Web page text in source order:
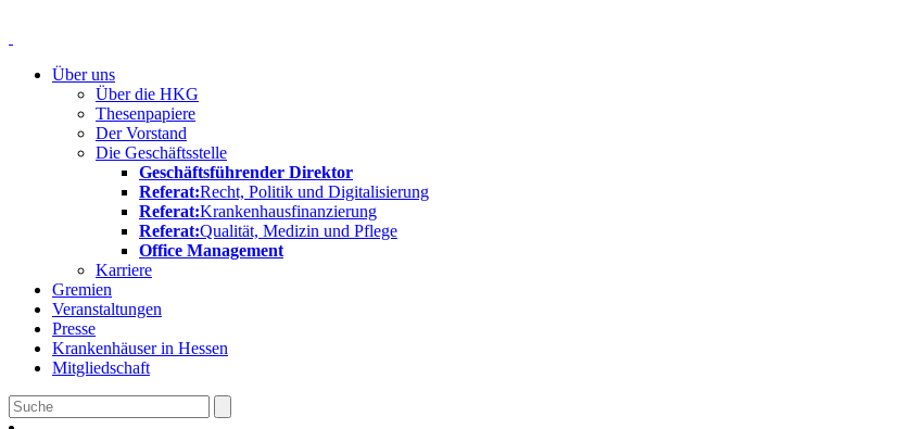
Über uns
Über die HKG
Thesenpapiere
Der Vorstand
Die Geschäftsstelle
Geschäftsführender Direktor
Referat:Recht, Politik und Digitalisierung
Referat:Krankenhausfinanzierung
Referat:Qualität, Medizin und Pflege
Office Management
Karriere
Gremien
Veranstaltungen
Presse
Krankenhäuser in Hessen
Mitgliedschaft